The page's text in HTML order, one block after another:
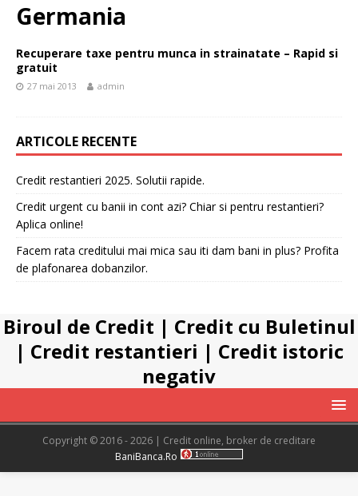
Germania
Recuperare taxe pentru munca in strainatate – Rapid si
gratuit
27 mai 2013 admin
ARTICOLE RECENTE
Credit restantieri 2025. Solutii rapide.
Credit urgent cu banii in cont azi? Chiar si pentru restantieri?
Aplica online!
Facem rata creditului mai mica sau iti dam bani in plus? Profita
de plafonarea dobanzilor.
Biroul de Credit | Credit cu Buletinul
| Credit restantieri | Credit istoric
negativ
Copyright © 2016 - 2026 | Credit online, broker de creditare
BaniBanca.Ro